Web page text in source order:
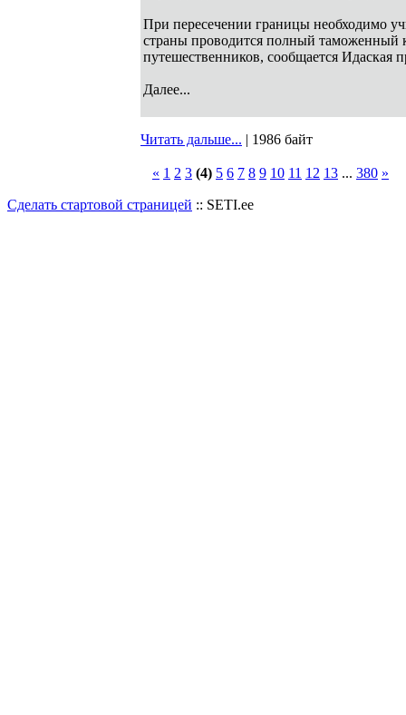
При пересечении границы необходимо
страны проводится полный таможенный
путешественников, сообщается Идаская
Далее...
Читать дальше... | 1986 байт
« 1 2 3 (4) 5 6 7 8 9 10 11 12 13 ... 380 »
Сделать стартовой страницей :: SETI.ee